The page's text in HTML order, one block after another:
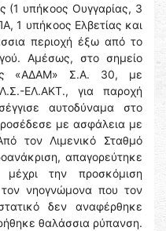
(1 υπήκοος Ουγγαρίας, 3
1 υπήκοος Ελβετίας και
περιοχή έξω από το
Αμέσως, στο σημείο
«ΑΔΑΜ» Σ.Α. 30, με
ΕΛ.ΑΚΤ., για παροχή
αυτοδύναμα στο
με ασφάλεια με
τον Λιμενικό Σταθμό
απαγορεύτηκε
την προσκόμιση
τον νηογνώμονα που τον
δεν αναφέρθηκε
θαλάσσια ρύπανση.